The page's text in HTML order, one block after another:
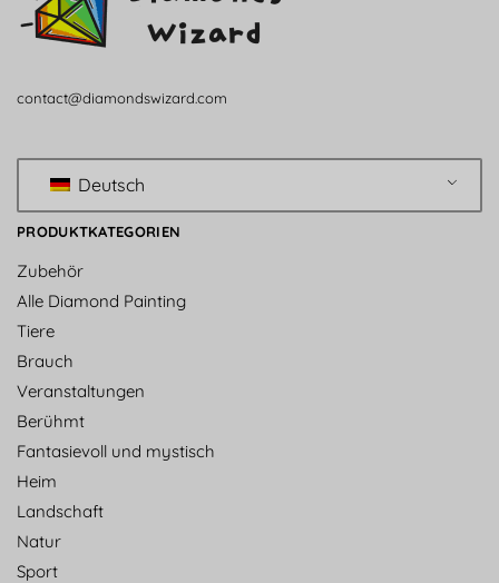
contact@diamondswizard.com
Deutsch
PRODUKTKATEGORIEN
Zubehör
Alle Diamond Painting
Tiere
Brauch
Veranstaltungen
Berühmt
Fantasievoll und mystisch
Heim
Landschaft
Natur
Sport